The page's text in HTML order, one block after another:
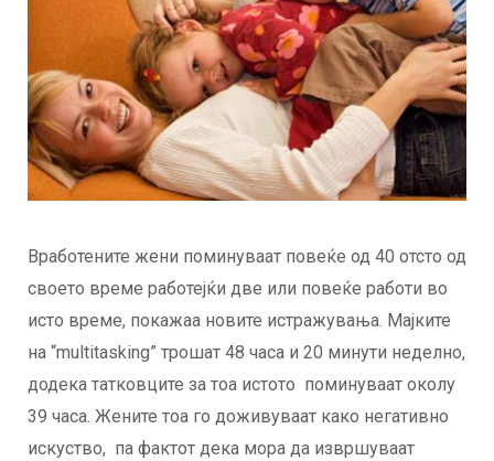
Вработените жени поминуваат повеќе од 40 отсто од
своето време работејќи две или повеќе работи во
исто време, покажаа новите истражувања. Мајките
на “multitasking” трошат 48 часа и 20 минути неделно,
додека татковците за тоа истото поминуваат околу
39 часа. Жените тоа го доживуваат како негативно
искуство, па фактот дека мора да извршуваат